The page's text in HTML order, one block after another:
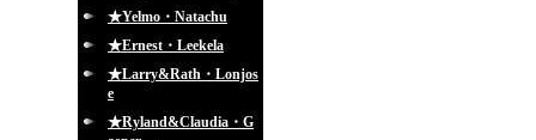
★Yelmo・Natachu
★Ernest・Leekela
★Larry&Rath・Lonjos
e
★Ryland&Claudia・G